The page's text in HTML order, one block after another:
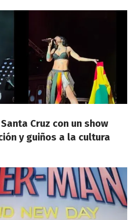
Cruz con un show
y guiños a la cultura